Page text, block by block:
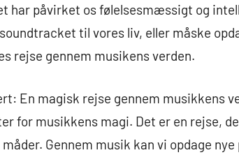
har påvirket os følelsesmæssigt og
til vores liv, eller måske
rejse gennem musikens verden.
En magisk rejse gennem musikkens
for musikkens magi. Det er en rejse,
Gennem musik kan vi opdage